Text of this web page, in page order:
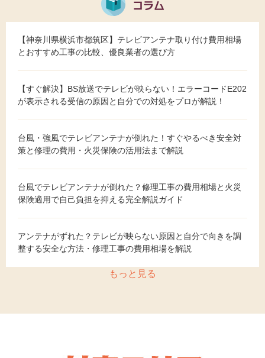
【神奈川県横浜市都筑区】テレビアンテナ取り付け費用相場
とおすすめ工事の比較、優良業者の選び方
【すぐ解決】BS放送でテレビが映らない！エラーコードE202
が表示される受信の原因と自分での対処をプロが解説！
台風・強風でテレビアンテナが倒れた！すぐやるべき安全対
策と修理の費用・火災保険の活用法まで解説
台風でテレビアンテナが倒れた？修理工事の費用相場と火災
保険適用で自己負担を抑える完全解説ガイド
アンテナがずれた？テレビが映らない原因と自分で向きを調
整する安全な方法・修理工事の費用相場を解説
もっと見る